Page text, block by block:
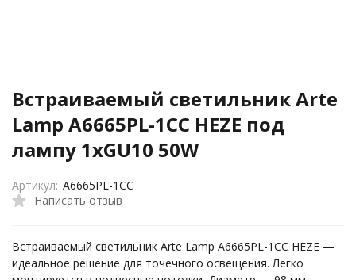
Встраиваемый светильник Arte
Lamp A6665PL-1CC HEZE под
лампу 1xGU10 50W
Написать отзыв
Артикул: A6665PL-1CC
Встраиваемый светильник Arte Lamp A6665PL-1CC HEZE —
идеальное решение для точечного освещения. Легко